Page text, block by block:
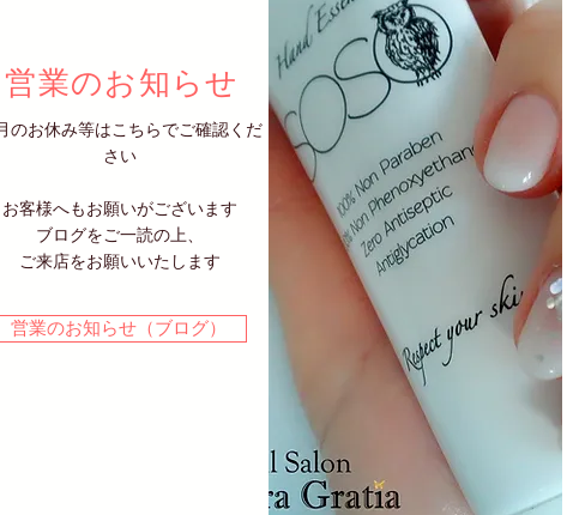
営業のお知らせ
のお休み等はこちらでご確認くだ
さい
お客様へもお願いがございます
​ブログをご一読の上、
ご来店をお願いいたします
営業のお知らせ（ブログ）